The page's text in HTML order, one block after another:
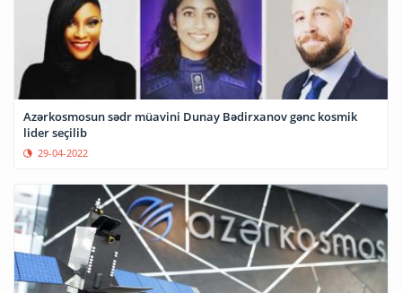
Azərkosmosun sədr müavini Dunay Bədirxanov gənc kosmik
lider seçilib
29-04-2022